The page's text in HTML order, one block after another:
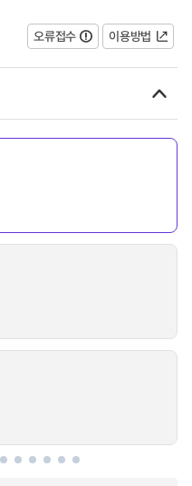
오류접수
이용방법